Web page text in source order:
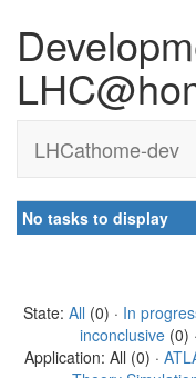
LHCathome-dev
No tasks to display
State: All (0) · In
inconclusive (0)
Application: All (0) ·